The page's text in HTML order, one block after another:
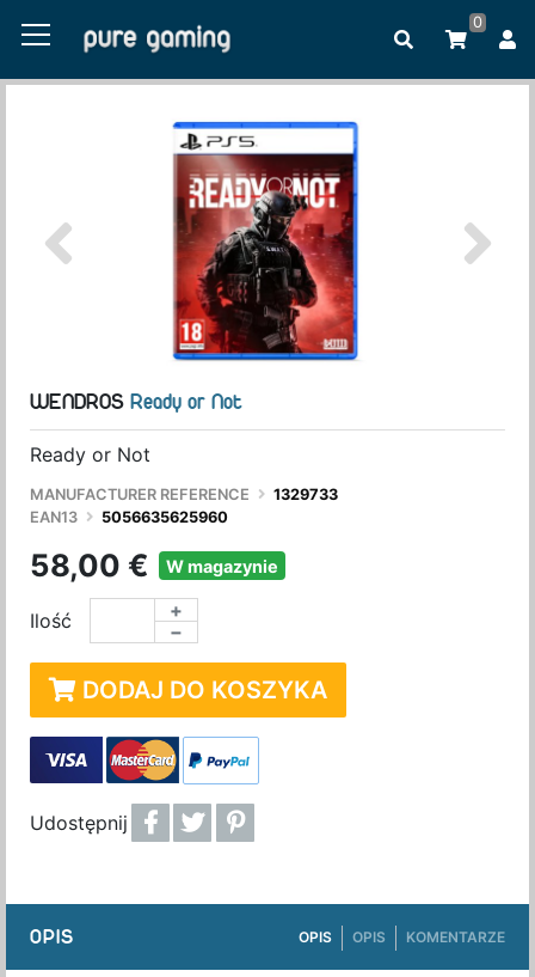
0
WENDROS Ready or Not
Ready or Not
MANUFACTURER REFERENCE
1329733
EAN13
5056635625960
58,00 € W magazynie
Ilość −
+
DODAJ DO KOSZYKA
Udostępnij
OPIS OPIS OPIS KOMENTARZE